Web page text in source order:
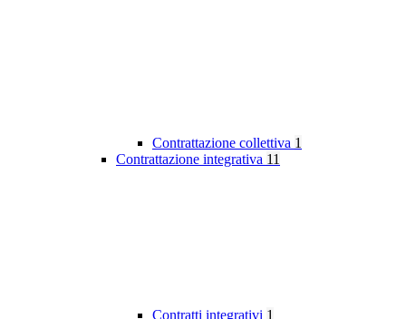
Contrattazione collettiva 1
Contrattazione integrativa 11
Contratti integrativi 1